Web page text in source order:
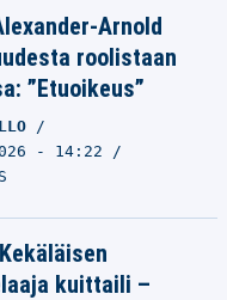
Arnold
roolistaan
”Etuoikeus”
- 14:22
kuittaili –